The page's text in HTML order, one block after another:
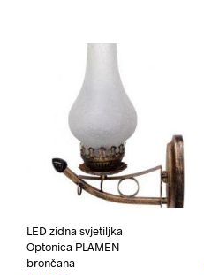
LED zidna svjetiljka
Optonica PLAMEN
brončana